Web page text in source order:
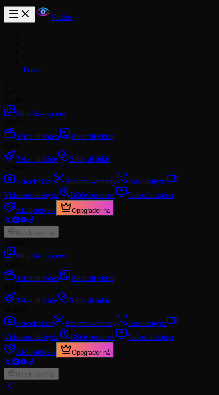
VicSee
Priser
Mine kreasjoner
Tekst til video
Bilde til video
Tekst til bilde
Bilde til bilde
Fotoeffekter
Brainrot-verktøy
Ansiktsbytte
Videoansiktsbytte
Bildeforstørrer
Videoforstørrer
AffiliateNew Oppgrader nå
Norsk bokmål
Mine kreasjoner
Tekst til video
Bilde til video
Tekst til bilde
Bilde til bilde
Fotoeffekter
Brainrot-verktøy
Ansiktsbytte
Videoansiktsbytte
Bildeforstørrer
Videoforstørrer
AffiliateNew Oppgrader nå
Norsk bokmål